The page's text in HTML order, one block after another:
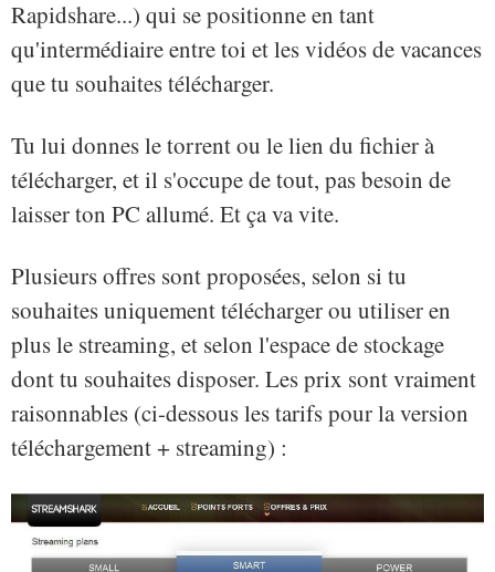
Rapidshare...) qui se positionne en tant
qu'intermédiaire entre toi et les vidéos de vacances
que tu souhaites télécharger.
Tu lui donnes le torrent ou le lien du fichier à
télécharger, et il s'occupe de tout, pas besoin de
laisser ton PC allumé. Et ça va vite.
Plusieurs offres sont proposées, selon si tu
souhaites uniquement télécharger ou utiliser en
plus le streaming, et selon l'espace de stockage
dont tu souhaites disposer. Les prix sont vraiment
raisonnables (ci-dessous les tarifs pour la version
téléchargement + streaming) :